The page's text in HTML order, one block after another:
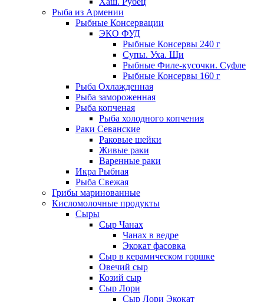
Рыба из Армении
Рыбные Консервации
ЭКО ФУД
Рыбные Консервы 240 г
Супы. Уха. Щи
Рыбные Филе-кусочки. Суфле
Рыбные Консервы 160 г
Рыба Охлажденная
Рыба замороженная
Рыба копченая
Рыба холодного копчения
Раки Севанские
Раковые шейки
Живые раки
Варенные раки
Икра Рыбная
Рыба Свежая
Грибы маринованные
Кисломолочные продукты
Сыры
Сыр Чанах
Чанах в ведре
Экокат фасовка
Сыр в керамическом горшке
Овечий сыр
Козий сыр
Сыр Лори
Сыр Лори Экокат